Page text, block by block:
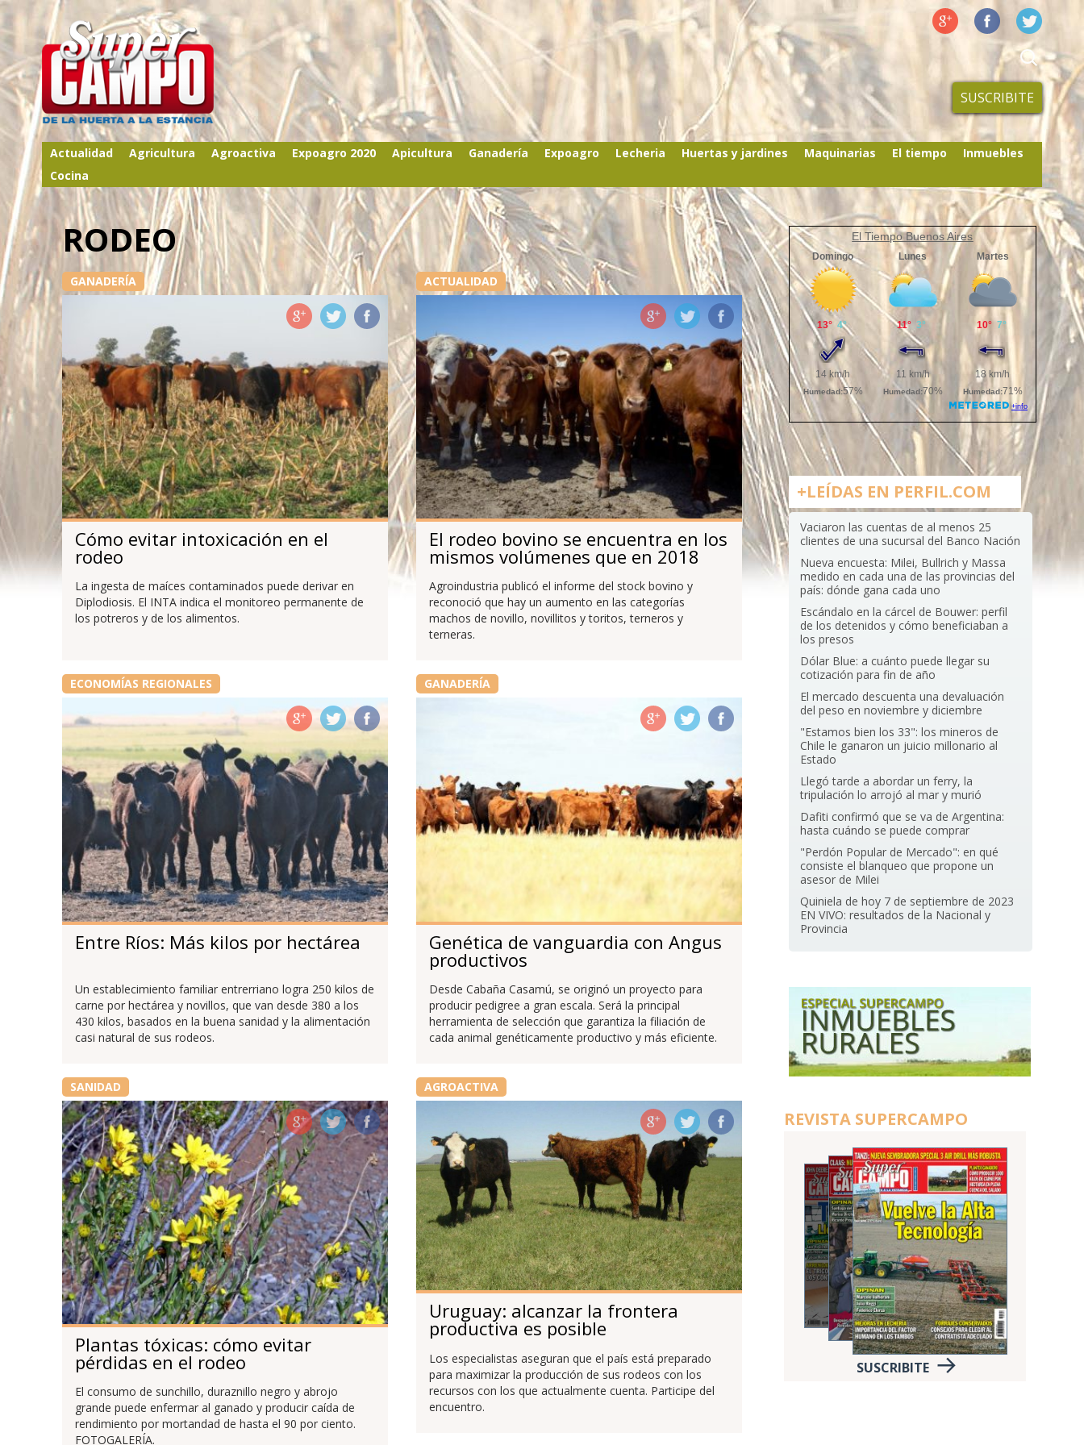
SUSCRIBITE
Actualidad Agricultura Agroactiva Expoagro 2020 Apicultura Ganadería Expoagro Lecheria Huertas y jardines Maquinarias El tiempo
Inmuebles
Cocina
RODEO
GANADERÍA
Cómo evitar intoxicación en el
rodeo
La ingesta de maíces contaminados puede derivar en
Diplodiosis. El INTA indica el monitoreo permanente de
los potreros y de los alimentos.
ACTUALIDAD
El rodeo bovino se encuentra en los
mismos volúmenes que en 2018
Agroindustria publicó el informe del stock bovino y
reconoció que hay un aumento en las categorías
machos de novillo, novillitos y toritos, terneros y
terneras.
ECONOMÍAS REGIONALES
Entre Ríos: Más kilos por hectárea
Un establecimiento familiar entrerriano logra 250 kilos de
carne por hectárea y novillos, que van desde 380 a los
430 kilos, basados en la buena sanidad y la alimentación
casi natural de sus rodeos.
GANADERÍA
Genética de vanguardia con Angus
productivos
Desde Cabaña Casamú, se originó un proyecto para
producir pedigree a gran escala. Será la principal
herramienta de selección que garantiza la filiación de
cada animal genéticamente productivo y más eficiente.
SANIDAD
Plantas tóxicas: cómo evitar
pérdidas en el rodeo
El consumo de sunchillo, duraznillo negro y abrojo
grande puede enfermar al ganado y producir caída de
rendimiento por mortandad de hasta el 90 por ciento.
FOTOGALERÍA.
AGROACTIVA
Uruguay: alcanzar la frontera
productiva es posible
Los especialistas aseguran que el país está preparado
para maximizar la producción de sus rodeos con los
recursos con los que actualmente cuenta. Participe del
encuentro.
El Tiempo Buenos Aires
+LEÍDAS EN PERFIL.COM
Vaciaron las cuentas de al menos 25
clientes de una sucursal del Banco Nación
Nueva encuesta: Milei, Bullrich y Massa
medido en cada una de las provincias del
país: dónde gana cada uno
Escándalo en la cárcel de Bouwer: perfil
de los detenidos y cómo beneficiaban a
los presos
Dólar Blue: a cuánto puede llegar su
cotización para fin de año
El mercado descuenta una devaluación
del peso en noviembre y diciembre
"Estamos bien los 33": los mineros de
Chile le ganaron un juicio millonario al
Estado
Llegó tarde a abordar un ferry, la
tripulación lo arrojó al mar y murió
Dafiti confirmó que se va de Argentina:
hasta cuándo se puede comprar
"Perdón Popular de Mercado": en qué
consiste el blanqueo que propone un
asesor de Milei
Quiniela de hoy 7 de septiembre de 2023
EN VIVO: resultados de la Nacional y
Provincia
REVISTA SUPERCAMPO
SUSCRIBITE